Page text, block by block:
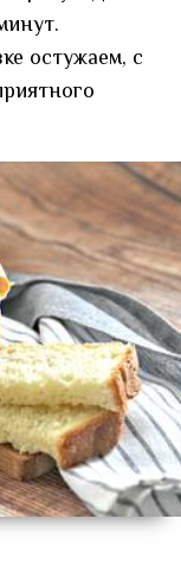
остужаем, с